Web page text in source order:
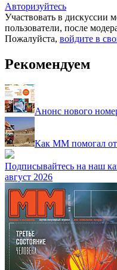
Авторизуйтесь
Участвовать в дискуссии
пользователи, после
Пожалуйста, войдите в
Рекомендуем
Анонс нового
Как ММ помогал
Подписывайтесь на наш
август 2026